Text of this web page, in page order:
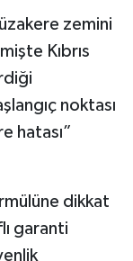
zemini
Kıbrıs
noktası
hatası”
dikkat
garanti